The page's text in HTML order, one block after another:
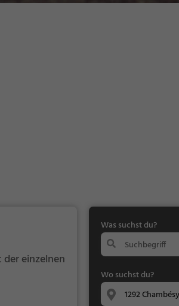
einzelnen
Was suchst du?
Wo suchst du?